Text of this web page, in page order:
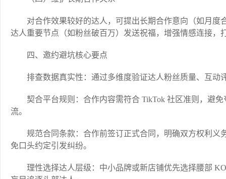
对合作效果较好的达人，可提出长期合作意向（如月
达人重要节点（如粉丝破百万）发送祝福，增强情感连接，
四、邀约避坑核心要点​
排查数据真实性：通过多维度验证达人粉丝质量、互动
契合平台规则：合作内容需符合 TikTok 社区准则，避
流。​
规范合同条款：合作前签订正式合同，明确双方权利
免口头约定引发纠纷。​
理性选择达人层级：中小品牌或新店铺优先选择腰部